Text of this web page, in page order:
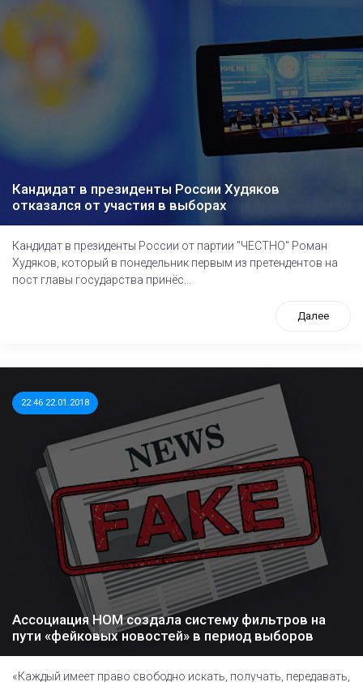
Кандидат в президенты России Худяков
отказался от участия в выборах
Кандидат в президенты России от партии "ЧЕСТНО" Роман
Худяков, который в понедельник первым из претендентов на
пост главы государства принёс...
Далее
22:46 22.01.2018
Ассоциация НОМ создала систему фильтров на
пути «фейковых новостей» в период выборов
«Каждый имеет право свободно искать, получать, передавать,